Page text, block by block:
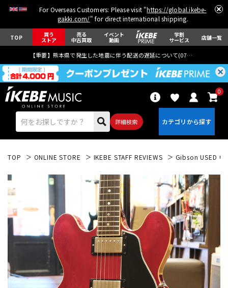
For Overseas Customers: Please visit "https://global.ikebe-
gakki.com/" for direct international shipping.
TOP 買う
ストア
売る
中古買取
イベント
動画
学割
サービス 店舗一覧
【重要】熊本県で発生した地震に伴う配送の遅延について(07月29日
詳細検索
0
エレキギター アコギ/エレアコ
ベース ウクレレ
ドラム パーカッション
TOP ONLINE STORE IKEBE STAFF REVIEWS Gibson USED